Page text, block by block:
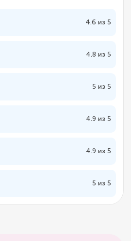
4.6 из 5
4.8 из 5
5 из 5
4.9 из 5
4.9 из 5
5 из 5